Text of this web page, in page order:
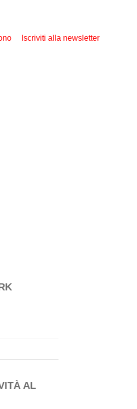
Iscriviti alla newsletter
AL